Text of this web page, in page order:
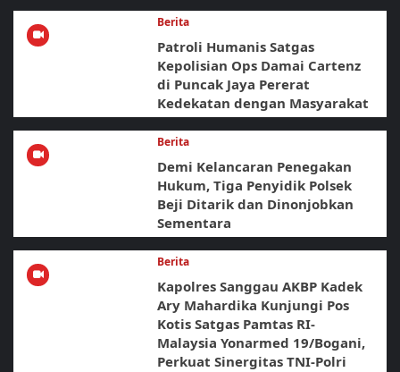
Berita
Patroli Humanis Satgas
Kepolisian Ops Damai Cartenz
di Puncak Jaya Pererat
Kedekatan dengan Masyarakat
Berita
Demi Kelancaran Penegakan
Hukum, Tiga Penyidik Polsek
Beji Ditarik dan Dinonjobkan
Sementara
Berita
Kapolres Sanggau AKBP Kadek
Ary Mahardika Kunjungi Pos
Kotis Satgas Pamtas RI-
Malaysia Yonarmed 19/Bogani,
Perkuat Sinergitas TNI-Polri